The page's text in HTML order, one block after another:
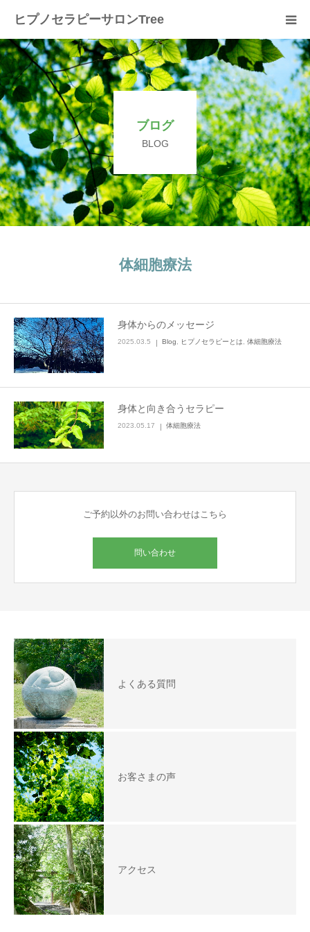
ヒプノセラピーサロンTree
ブログ
BLOG
体細胞療法
身体からのメッセージ
2025.03.5 Blog ヒプノセラピーとは 体細胞療法
身体と向き合うセラピー
2023.05.17 体細胞療法
ご予約以外のお問い合わせはこちら
問い合わせ
よくある質問
お客さまの声
アクセス
ホーム
サロンについて
セラピスト紹介
セラピーの流れ
メニュー
ご予約
お客様の声
よくある質問